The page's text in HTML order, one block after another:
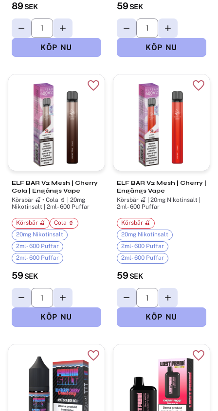
89 SEK 59 SEK
ELF BAR V2 Mesh | Cherry
Cola | Engångs Vape
Körsbär 🍒 • Cola 🥤 | 20mg
Nikotinsalt | 2ml- 600 Puffar
59 SEK
Körsbär 🍒
Cola 🥤
20mg Nikotinsalt
2ml- 600 Puffar
2ml- 600 Puffar
Lägg till i favoriter
ELF BAR V2 Mesh | Cherry |
Engångs Vape
Körsbär 🍒 | 20mg Nikotinsalt |
2ml- 600 Puffar
59 SEK
Körsbär 🍒
20mg Nikotinsalt
2ml- 600 Puffar
2ml- 600 Puffar
Lägg till i favoriter